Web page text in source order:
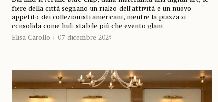
fiere della città segnano un rialzo dell’attività e un nuovo
appetito dei collezionisti americani, mentre la piazza si
consolida come hub stabile più che evento glam
Elisa Carollo
07 dicembre 2025